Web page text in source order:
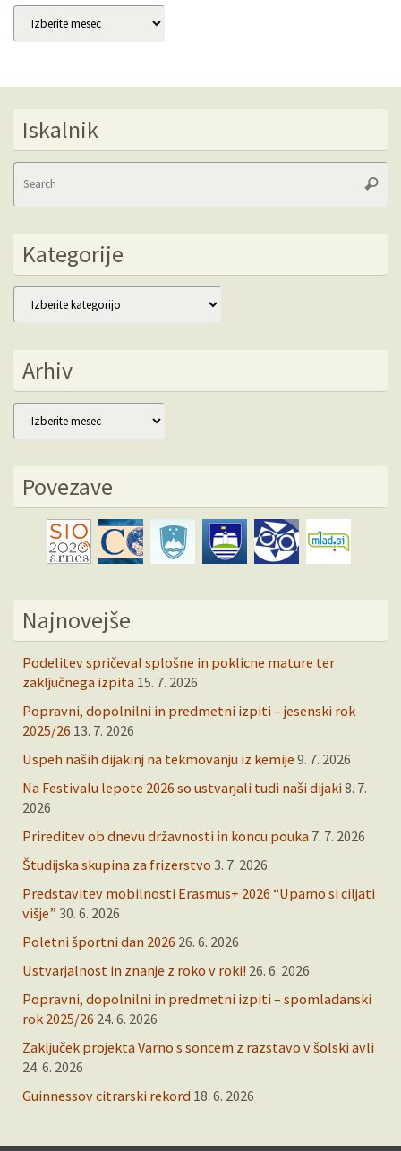
Arhivi
Iskalnik
Kategorije
Kategorije
Arhiv
Arhiv
Povezave
Najnovejše
Podelitev spričeval splošne in poklicne mature ter
zaključnega izpita 15. 7. 2026
Popravni, dopolnilni in predmetni izpiti – jesenski rok
2025/26 13. 7. 2026
Uspeh naših dijakinj na tekmovanju iz kemije 9. 7. 2026
Na Festivalu lepote 2026 so ustvarjali tudi naši dijaki 8. 7.
2026
Prireditev ob dnevu državnosti in koncu pouka 7. 7. 2026
Študijska skupina za frizerstvo 3. 7. 2026
Predstavitev mobilnosti Erasmus+ 2026 “Upamo si ciljati
višje” 30. 6. 2026
Poletni športni dan 2026 26. 6. 2026
Ustvarjalnost in znanje z roko v roki! 26. 6. 2026
Popravni, dopolnilni in predmetni izpiti – spomladanski
rok 2025/26 24. 6. 2026
Zaključek projekta Varno s soncem z razstavo v šolski avli
24. 6. 2026
Guinnessov citrarski rekord 18. 6. 2026